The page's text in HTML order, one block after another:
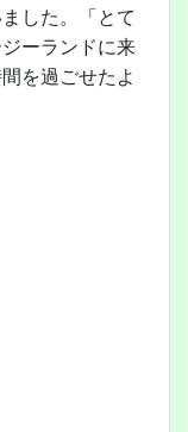
した。「とて
ーランドに来
を過ごせたよ